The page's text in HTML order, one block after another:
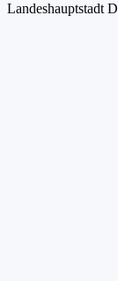
Landeshauptstadt